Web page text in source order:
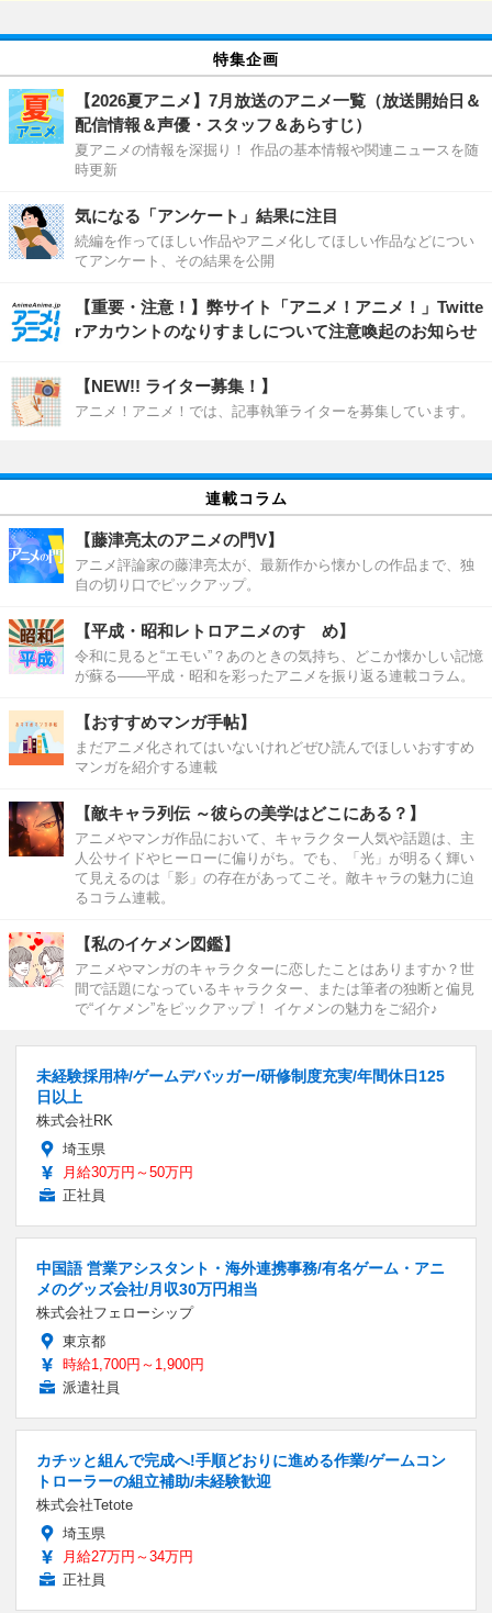
特集企画
【2026夏アニメ】7月放送のアニメ一覧（放送開始日＆
配信情報＆声優・スタッフ＆あらすじ）
夏アニメの情報を深掘り！ 作品の基本情報や関連ニュースを随
時更新
気になる「アンケート」結果に注目
続編を作ってほしい作品やアニメ化してほしい作品などについ
てアンケート、その結果を公開
【重要・注意！】弊サイト「アニメ！アニメ！」Twitte
rアカウントのなりすましについて注意喚起のお知らせ
【NEW!! ライター募集！】
アニメ！アニメ！では、記事執筆ライターを募集しています。
連載コラム
【藤津亮太のアニメの門V】
アニメ評論家の藤津亮太が、最新作から懐かしの作品まで、独
自の切り口でピックアップ。
【平成・昭和レトロアニメのすゝめ】
令和に見ると“エモい”？あのときの気持ち、どこか懐かしい記憶
が蘇る――平成・昭和を彩ったアニメを振り返る連載コラム。
【おすすめマンガ手帖】
まだアニメ化されてはいないけれどぜひ読んでほしいおすすめ
マンガを紹介する連載
【敵キャラ列伝 ～彼らの美学はどこにある？】
アニメやマンガ作品において、キャラクター人気や話題は、主
人公サイドやヒーローに偏りがち。でも、「光」が明るく輝い
て見えるのは「影」の存在があってこそ。敵キャラの魅力に迫
るコラム連載。
【私のイケメン図鑑】
アニメやマンガのキャラクターに恋したことはありますか？世
間で話題になっているキャラクター、または筆者の独断と偏見
で“イケメン”をピックアップ！ イケメンの魅力をご紹介♪
未経験採用枠/ゲームデバッガー/研修制度充実/年間休日125
日以上
株式会社RK
埼玉県
月給30万円～50万円
正社員
中国語 営業アシスタント・海外連携事務/有名ゲーム・アニ
メのグッズ会社/月収30万円相当
株式会社フェローシップ
東京都
時給1,700円～1,900円
派遣社員
カチッと組んで完成へ!手順どおりに進める作業/ゲームコン
トローラーの組立補助/未経験歓迎
株式会社Tetote
埼玉県
月給27万円～34万円
正社員